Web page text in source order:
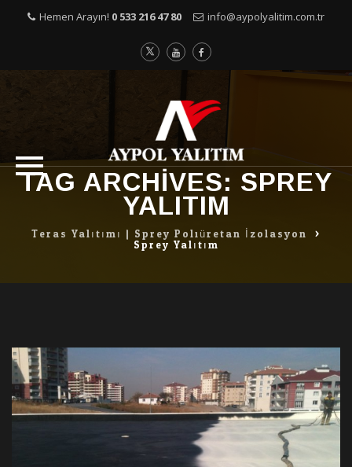
Hemen Arayın! 0 533 216 47 80 info@aypolyalitim.com.tr
SkipTAG ARCHIVES: SPREY
YALITIM
Teras Yalıtımı | Sprey Poliüretan İzolasyon >
Sprey Yalıtım